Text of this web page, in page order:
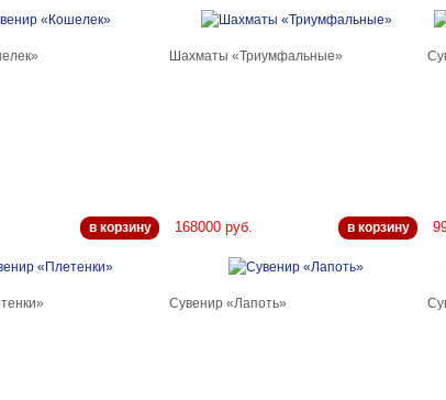
в корзину
Шахматы «Триумфальные»
168000 руб. в корзину
Сувенир «Лапоть»